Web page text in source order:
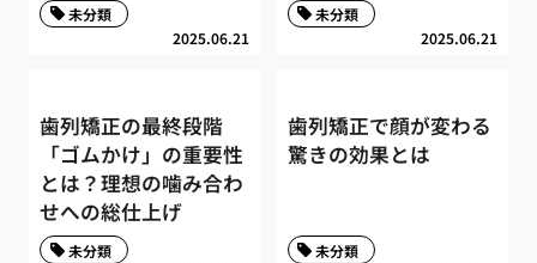
2025.06.21
未分類
2025.06.21
未分類
歯列矯正の最終段階
「ゴムかけ」の重要性
とは？理想の噛み合わ
せへの総仕上げ
未分類
歯列矯正で顔が変わる
驚きの効果とは
未分類